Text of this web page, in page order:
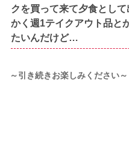
クを買って来て夕食とし
かく週1テイクアウト品と
たいんだけど…
～引き続きお楽しみください～